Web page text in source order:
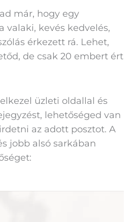
már, hogy egy
valaki, kevés kedvelés,
érkezett rá. Lehet,
de csak 20 embert ért
üzleti oldallal és
lehetőséged van
az adott posztot. A
jobb alsó sarkában